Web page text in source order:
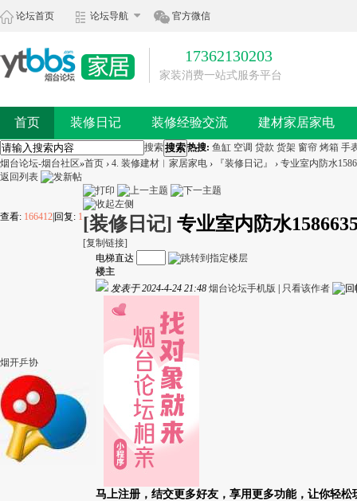
论坛首页 论坛导航 官方微信
17362130203
家装消费一站式服务平台
首页 装修日记 装修经验交流 建材家居家电
搜索搜索热搜: 鱼缸 空调 贷款 货架 窗帘 烤箱 手
烟台论坛-烟台社区»首页 › 4. 装修建材︱家居家电 › 『装修日记』 › 专业室内防水
返回列表
查看: 166412 回复: 1[装修日记] 专业室内防水
[复制链接]
烟开乒协
电梯直达
楼主
发表于 2024-4-24 21:48 烟台论坛手机版 只看该作者
马上注册，结交更多好友，享用更多功能，让你轻松